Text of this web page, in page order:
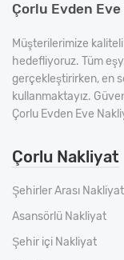
Çorlu Evden Eve
Müşterilerimize
hedefliyoruz. Tüm
gerçekleştirirken, en
kullanmaktayız.
Çorlu Evden Eve
Çorlu Nakliyat
Şehirler Arası Nakliyat
Asansörlü Nakliyat
Şehir içi Nakliyat